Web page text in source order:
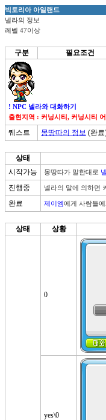
빅토리아 아일랜드
넬라의 정보
레벨 47이상
구분 필요조건
! NPC 넬라와 대화하기
출현지역 : 커닝시티, 커닝시티
퀘스트 몽땅따의 정보 (완료
상태
시작가능
몽땅따가 말한대로
진행중 넬라의 말에 의하면
완료 제이엠에게 사람들
상태 상황
0
yes\0